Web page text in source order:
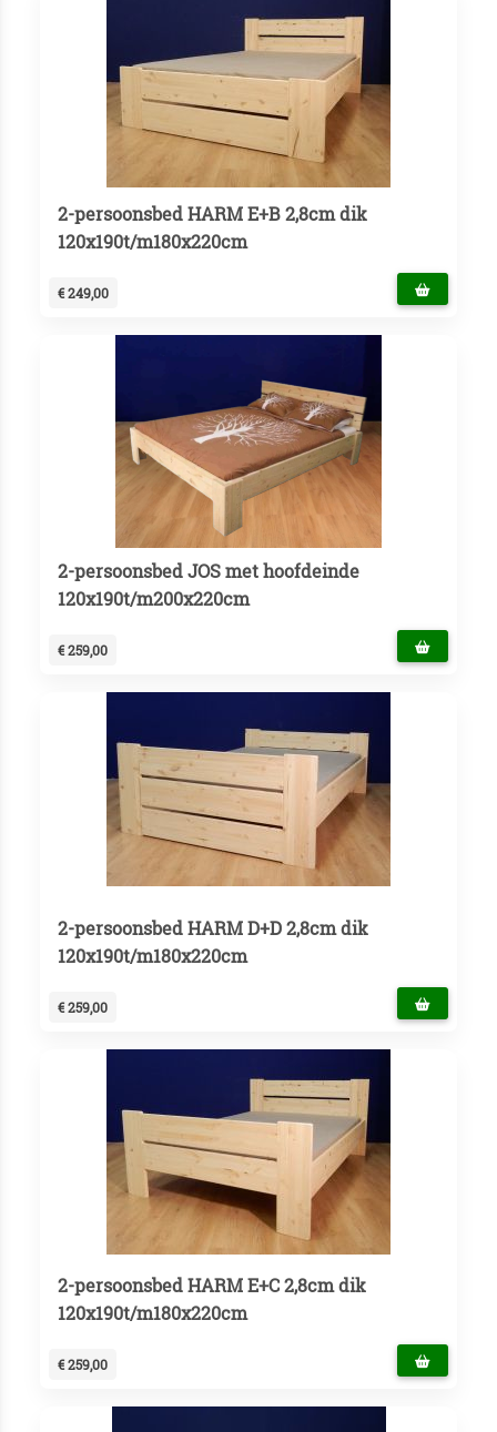
2-persoonsbed HARM E+B 2,8cm dik
120x190t/m180x220cm
€ 249,00
2-persoonsbed JOS met hoofdeinde
120x190t/m200x220cm
€ 259,00
2-persoonsbed HARM D+D 2,8cm dik
120x190t/m180x220cm
€ 259,00
2-persoonsbed HARM E+C 2,8cm dik
120x190t/m180x220cm
€ 259,00